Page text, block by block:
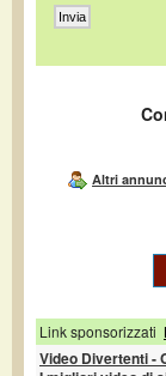
Altri
Link sponsorizzati
Video Divertenti -